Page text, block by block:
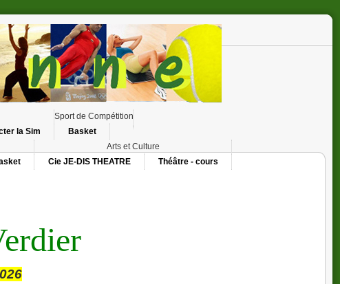
retrouver pour un rendez-vous qui compte beaucoup à nos
nouvelle création :
la Sim
Sport de Compétition
Basket
Arts et Culture
Cie JE-DIS THEATRE
Théâtre - cours